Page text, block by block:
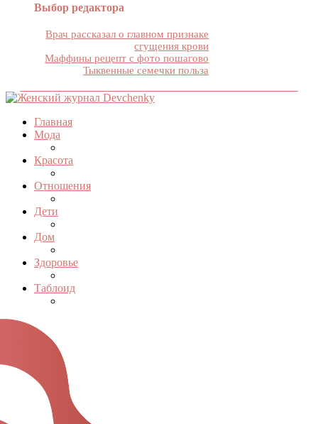
Выбор редактора
Врач рассказал о главном признаке
сгущения крови
Маффины рецепт с фото пошагово
Тыквенные семечки польза
Главная
Мода
Красота
Отношения
Дети
Дом
Здоровье
Таблоид